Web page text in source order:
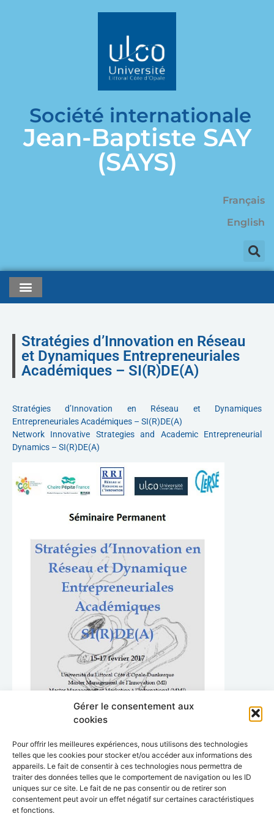
Gérer le consentement aux
cookies
Pour offrir les meilleures expériences, nous utilisons des technologies
telles que les cookies pour stocker et/ou accéder aux informations des
appareils. Le fait de consentir à ces technologies nous permettra de
traiter des données telles que le comportement de navigation ou les ID
uniques sur ce site. Le fait de ne pas consentir ou de retirer son
consentement peut avoir un effet négatif sur certaines caractéristiques
et fonctions.
Société internationale
Jean-Baptiste SAY
(SAYS)
Français
English
Stratégies d’Innovation en Réseau
et Dynamiques Entrepreneuriales
Académiques – SI(R)DE(A)
Stratégies d’Innovation en Réseau et Dynamiques
Entrepreneuriales Académiques – SI(R)DE(A)
Network Innovative Strategies and Academic Entrepreneurial
Dynamics – SI(R)DE(A)
Programme/Program